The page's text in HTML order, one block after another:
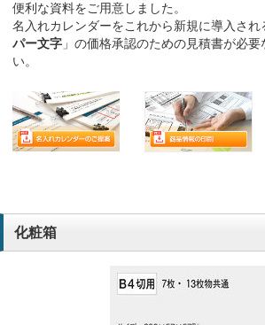
便利な資料をご用意しました。
名入れカレンダーをこれから新規に導入され
パー文字 」の価格承認のための見積書が必
い。
化粧箱